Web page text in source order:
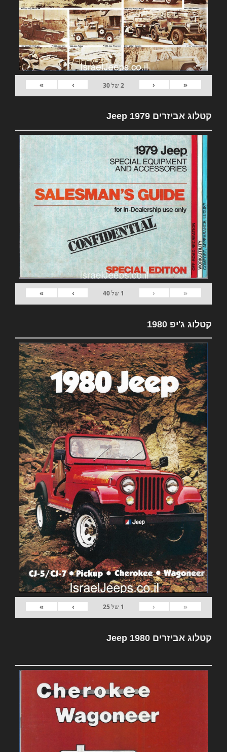
«
‹
2של30
›
»
קטלוג אביזרים 1979 Jeep
«
‹
1 של40
›
»
קטלוג ג'יפ 1980
«
‹
1 של25
›
»
קטלוג אביזרים Jeep 1980